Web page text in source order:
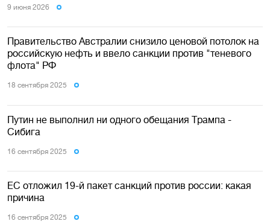
9 июня 2026
Правительство Австралии снизило ценовой потолок на
российскую нефть и ввело санкции против "теневого
флота" РФ
18 сентября 2025
Путин не выполнил ни одного обещания Трампа -
Сибига
16 сентября 2025
ЕС отложил 19-й пакет санкций против россии: какая
причина
16 сентября 2025